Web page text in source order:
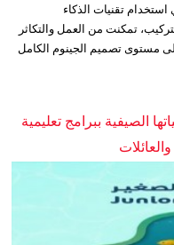
تقنيات الذكاء
تمكنت من العمل والتكاثر
مستوى تصميم الجينوم الكامل
الصيفية ببرامج تعليمية